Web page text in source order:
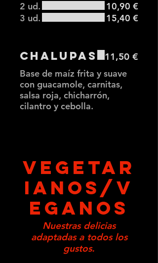
2 ud.
10,90 €
3 ud.
15,40 €
Chalupas
Base de maíz frita y suave
con guacamole, carnitas,
salsa roja, chicharrón,
cilantro y cebolla.
11,50 €
VEGETAR
IANOS/V
EGANOS
Nuestras delicias
adaptadas a todos los
gustos.